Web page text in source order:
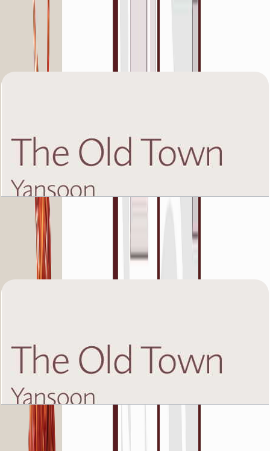
The Old Town Yansoon 5, Fifth Floor, 2 BR, Unit
1, 1318 SQFT
باز کردن چیدمان
The Old Town Yansoon 5, Fifth Floor, 2 BR, Unit
3, 1210 SQFT
باز کردن چیدمان
The Old Town Yansoon 5, Fifth Floor, 2 BR, Unit
6, 1238 SQFT